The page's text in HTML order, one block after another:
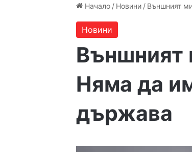
Начало / Новини / Външният
Новини
Външният
Няма да
държава